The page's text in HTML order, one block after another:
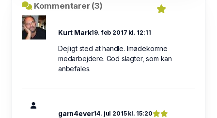
Kommentarer (3)
Kurt Mark19. feb 2017 kl. 12:11
Dejligt sted at handle. Imødekomne
medarbejdere. God slagter, som kan
anbefales.
garn4ever14. jul 2015 kl. 15:20